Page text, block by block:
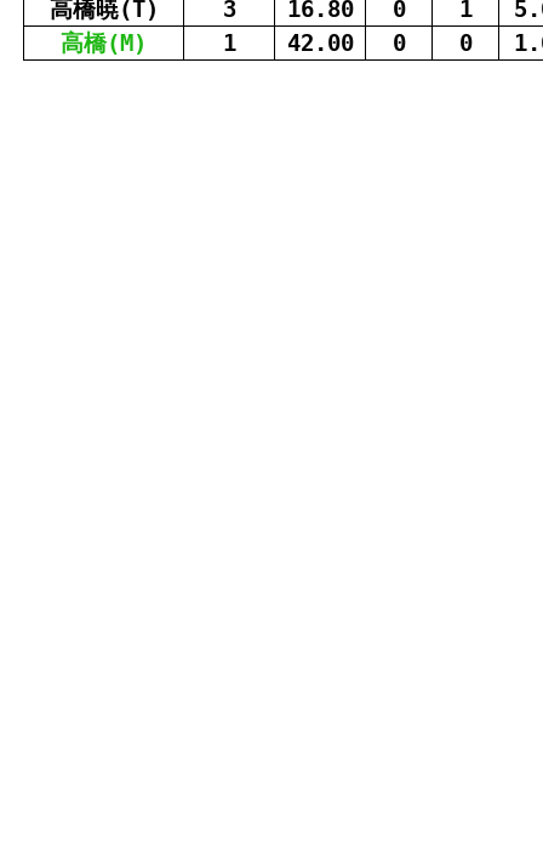
高橋暁(T)
3 16.80 0 1
高橋(M) 1 42.00 0 0